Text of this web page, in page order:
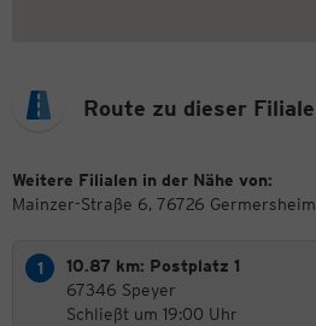
Route zu dieser Filiale
Weitere Filialen in der Nähe von:
Mainzer-Straße 6, 76726 Germersheim
10.87 km: Postplatz 1
67346 Speyer
Schließt um 19:00 Uhr